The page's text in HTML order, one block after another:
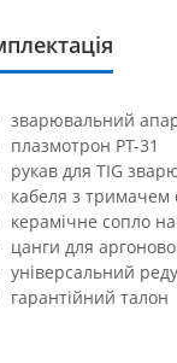
зварювальний
плазмотрон PT-31
рукав для TIG
кабеля з тримачем
керамічне сопло
цанги для
універсальний
гарантійний талон